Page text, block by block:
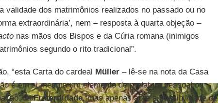
validade dos matrimônios realizados no passado ou no
extraordinária’, nem – resposta à quarta objeção –
nas mãos dos Bispos e da Cúria romana (inimigos
segundo o rito tradicional”.
“esta Carta do cardeal Müller– lê-se na nota da Casa
é em si mesma um elemento de prelatura pessoal ou
daFraternidade, mas apenas abre a possibilidade de